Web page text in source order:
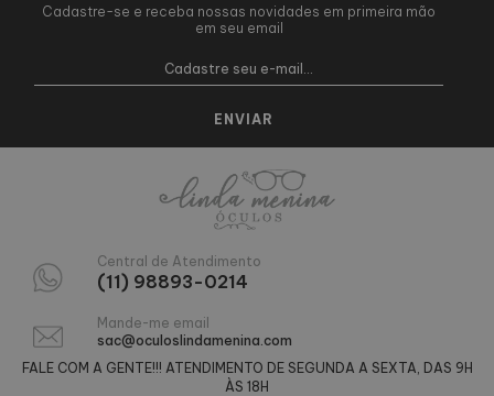
Central de Atendimento
(11) 98893-0214
Mande-me email
sac@oculoslindamenina.com
FALE COM A GENTE!!! ATENDIMENTO DE SEGUNDA A SEXTA, DAS 9H
ÀS 18H
Cadastre-se e receba nossas novidades em primeira mão
em seu email